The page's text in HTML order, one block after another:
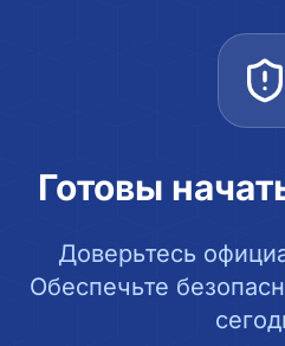
Готовы
Доверьтесь
Обеспечьте